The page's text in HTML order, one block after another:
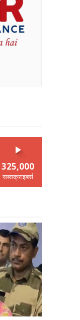
325,000
सब्सक्राइबर्स